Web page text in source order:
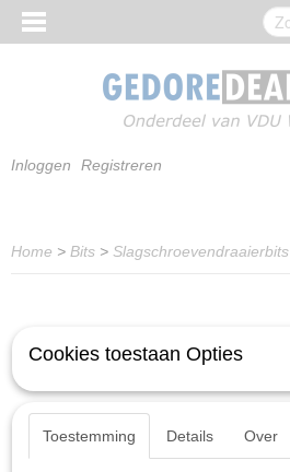
Inloggen Registreren
Home > Bits > Slagschroevendraaierbits
Cookies toestaan Opties
Toestemming Details Over